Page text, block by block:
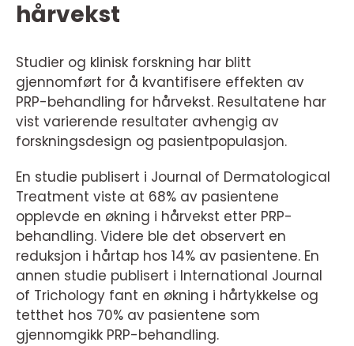
hårvekst
Studier og klinisk forskning har blitt
gjennomført for å kvantifisere effekten av
PRP-behandling for hårvekst. Resultatene har
vist varierende resultater avhengig av
forskningsdesign og pasientpopulasjon.
En studie publisert i Journal of Dermatological
Treatment viste at 68% av pasientene
opplevde en økning i hårvekst etter PRP-
behandling. Videre ble det observert en
reduksjon i hårtap hos 14% av pasientene. En
annen studie publisert i International Journal
of Trichology fant en økning i hårtykkelse og
tetthet hos 70% av pasientene som
gjennomgikk PRP-behandling.